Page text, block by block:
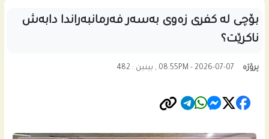
بۆچی له‌ كفری زه‌وی به‌سه‌ر فه‌رمانبه‌راندا دابه‌ش
ناكرێت؟
پرۆژە 08:55PM - 2026-07-07 , بینین : 482